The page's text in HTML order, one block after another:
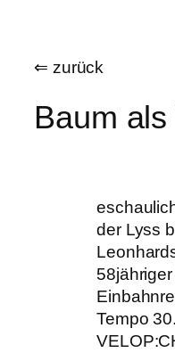
Inhalt⇐ zurück
Baum
der Lyss
Tempo